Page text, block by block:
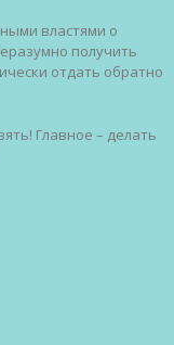
властями о
получить
отдать обратно
Главное – делать